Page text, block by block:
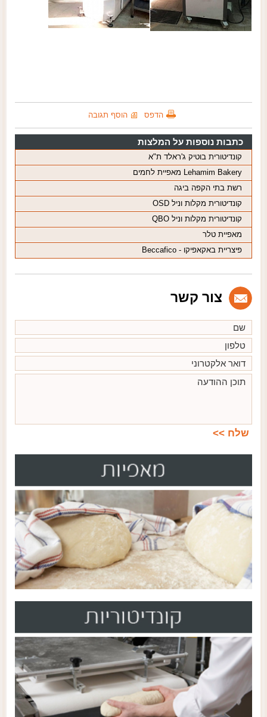
הדפס הוסף תגובה
כתבות נוספות על המלצות
קונדיטורית בוטיק ג'ראלד ת"א
Lehamim Bakery מאפיית לחמים
רשת בתי הקפה ביגה
קונדיטורית מקלות וניל OSD
קונדיטורית מקלות וניל QBO
מאפיית טלר
פיצריית באקאפיקו - Beccafico
צור קשר